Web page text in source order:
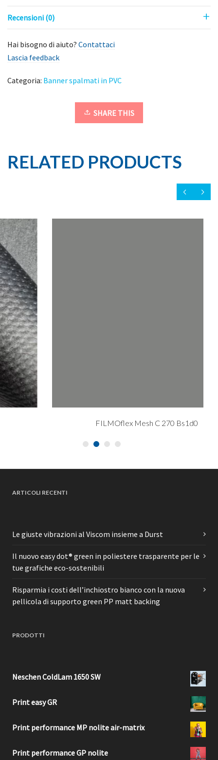
Recensioni (0)
Hai bisogno di aiuto? Contattaci
Lascia feedback
Categoria: Banner spalmati in PVC
SHARE THIS
RELATED PRODUCTS
FILMOflex Mesh C 270 Bs1d0
ARTICOLI RECENTI
Le giuste vibrazioni al Viscom insieme a Durst
Il nuovo easy dot® green in poliestere trasparente per le
tue grafiche eco-sostenibili
Risparmia i costi dell’inchiostro bianco con la nuova
pellicola di supporto green PP matt backing
PRODOTTI
Neschen ColdLam 1650 SW
Print easy GR
Print performance MP nolite air-matrix
Print performance GP nolite